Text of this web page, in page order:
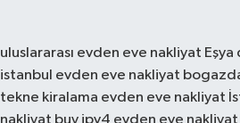
uluslararası evden eve nakliyat
istanbul evden eve nakliyat
tekne kiralama evden eve nakliyat